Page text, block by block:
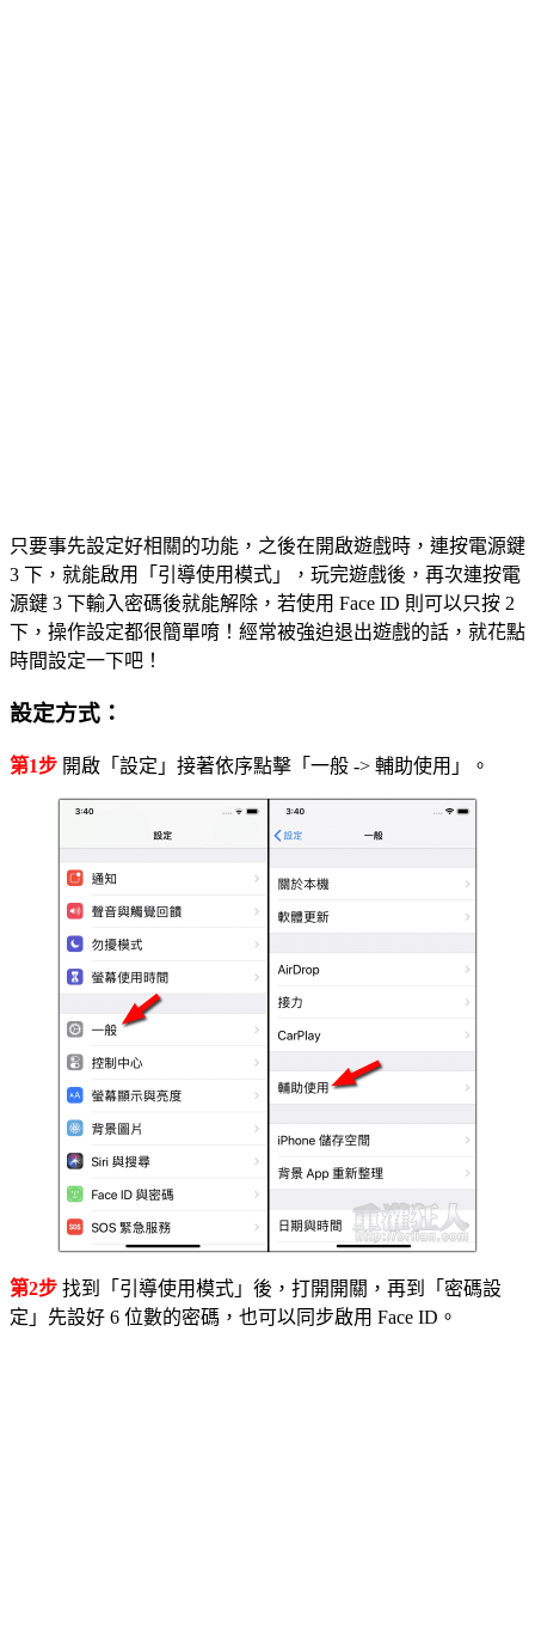
只要事先設定好相關的功能，之後在開啟遊戲時，連按電源鍵
3 下，就能啟用「引導使用模式」，玩完遊戲後，再次連按電
源鍵 3 下輸入密碼後就能解除，若使用 Face ID 則可以只按 2
下，操作設定都很簡單唷！經常被強迫退出遊戲的話，就花點
時間設定一下吧！
設定方式：
第1步 開啟「設定」接著依序點擊「一般 -> 輔助使用」。
第2步 找到「引導使用模式」後，打開開關，再到「密碼設
定」先設好 6 位數的密碼，也可以同步啟用 Face ID。